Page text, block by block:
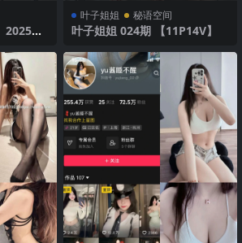
叶子姐姐 秘语空间
叶子姐姐 024期 【11P14V】